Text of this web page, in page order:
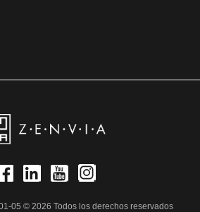
05 © 2026 Todos los derechos reservados